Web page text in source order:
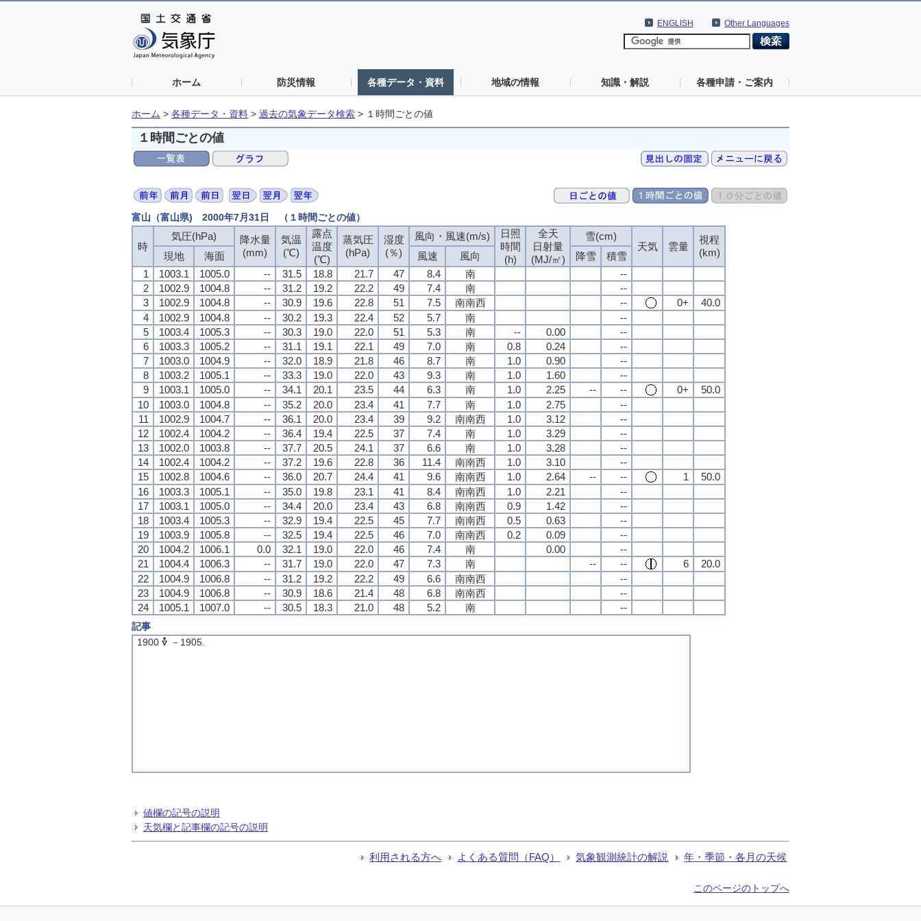
Other Languages
ENGLISH
ホーム 防災情報 各種データ・資料 地域の情報 知識・解説 各種申請・ご案内
ホーム > 各種データ・資料 > 過去の気象データ検索 > １時間ごとの値
１時間ごとの値
富山（富山県) 2000年7月31日 （１時間ごとの値）
時
気圧(hPa)
降水量
(mm)
気温
(℃)
露点
温度
(℃)
蒸気圧
(hPa)
湿度
(％)
風向・風速(m/s)
日照
時間
(h)
全天
日射量
(MJ/㎡)
雪(cm)
天気
雲量
視程
(km)
現地 海面 風速 風向 降雪
積雪
1
1003.1 1005.0 -- 31.5 18.8 21.7 47 8.4 南
--
2
1002.9 1004.8 -- 31.2 19.2 22.2 49 7.4 南
--
3
1002.9 1004.8 -- 30.9 19.6 22.8 51 7.5 南南西 -- 0+
40.0
4
1002.9 1004.8 -- 30.2 19.3 22.4 52 5.7 南
--
5
1003.4 1005.3 -- 30.3 19.0 22.0 51 5.3 南 -- 0.00
--
6
1003.3 1005.2 -- 31.1 19.1 22.1 49 7.0 南 0.8 0.24
--
7
1003.0 1004.9 -- 32.0 18.9 21.8 46 8.7 南 1.0 0.90
--
8
1003.2 1005.1 -- 33.3 19.0 22.0 43 9.3 南 1.0 1.60
--
9
1003.1 1005.0 -- 34.1 20.1 23.5 44 6.3 南 1.0 2.25 -- -- 0+
50.0
10
1003.0 1004.8 -- 35.2 20.0 23.4 41 7.7 南 1.0 2.75
--
11
1002.9 1004.7 -- 36.1 20.0 23.4 39 9.2 南南西 1.0 3.12
--
12
1002.4 1004.2 -- 36.4 19.4 22.5 37 7.4 南 1.0 3.29
--
13
1002.0 1003.8 -- 37.7 20.5 24.1 37 6.6 南 1.0 3.28
--
14
1002.4 1004.2 -- 37.2 19.6 22.8 36 11.4 南南西 1.0 3.10
--
15
1002.8 1004.6 -- 36.0 20.7 24.4 41 9.6 南南西 1.0 2.64 -- -- 1
50.0
16
1003.3 1005.1 -- 35.0 19.8 23.1 41 8.4 南南西 1.0 2.21
--
17
1003.1 1005.0 -- 34.4 20.0 23.4 43 6.8 南南西 0.9 1.42
--
18
1003.4 1005.3 -- 32.9 19.4 22.5 45 7.7 南南西 0.5 0.63
--
19
1003.9 1005.8 -- 32.5 19.4 22.5 46 7.0 南南西 0.2 0.09
--
20
1004.2 1006.1 0.0 32.1 19.0 22.0 46 7.4 南 0.00
--
21
1004.4 1006.3 -- 31.7 19.0 22.0 47 7.3 南 -- -- 6
20.0
22
1004.9 1006.8 -- 31.2 19.2 22.2 49 6.6 南南西
--
23
1004.9 1006.8 -- 30.9 18.6 21.4 48 6.8 南南西
--
24
1005.1 1007.0 -- 30.5 18.3 21.0 48 5.2 南 --
記事
1900
－1905.
値欄の記号の説明
天気欄と記事欄の記号の説明
利用される方へ よくある質問（FAQ） 気象観測統計の解説 年・季節・各月の天候
このページのトップへ